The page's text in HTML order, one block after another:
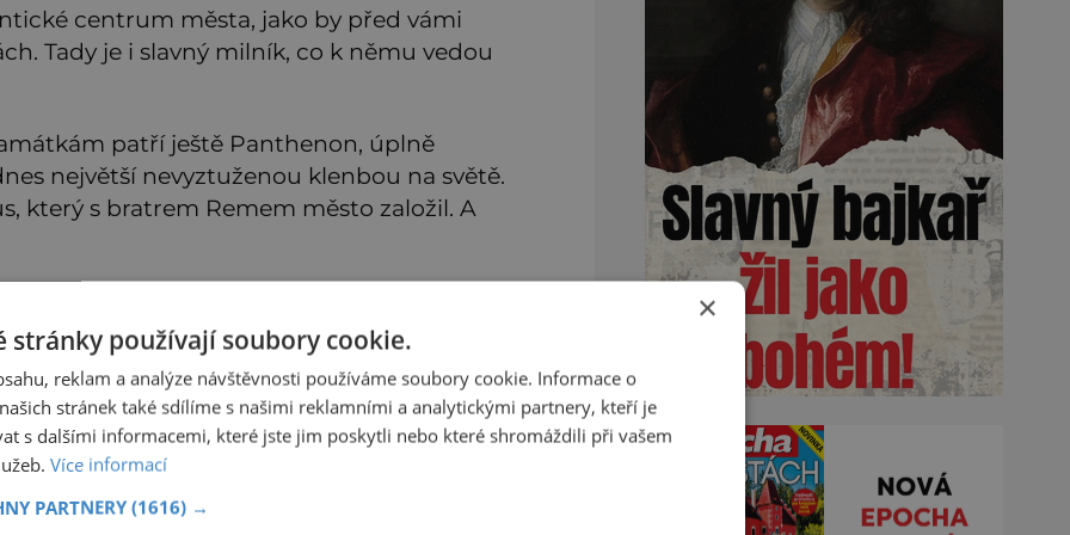
centrum města, jako by před vámi
Tady je i slavný milník, co k němu vedou
patří ještě Panthenon, úplně
největší nevyztuženou klenbou na světě.
který s bratrem Remem město založil. A
na světě a gelateriu s obrovským výběrem
kde se koupala Anita Ekberg s
turisty, jen brzy ráno ne, to čističi vybírají
pomáhají charitě.
×
stránky používají soubory cookie.
reklam a analýze návštěvnosti používáme soubory cookie. Informace o
stránek také sdílíme s našimi reklamními a analytickými partnery, kteří je
s dalšími informacemi, které jste jim poskytli nebo které shromáždili při vašem
Více informací
PARTNERY (1616) →